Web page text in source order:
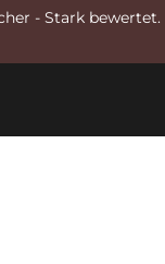
- Stark bewertet.